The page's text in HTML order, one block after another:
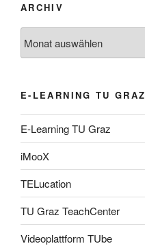
ARCHIV
E-LEARNING TU GRAZ
E-Learning TU Graz
iMooX
TELucation
TU Graz TeachCenter
Videoplattform TUbe